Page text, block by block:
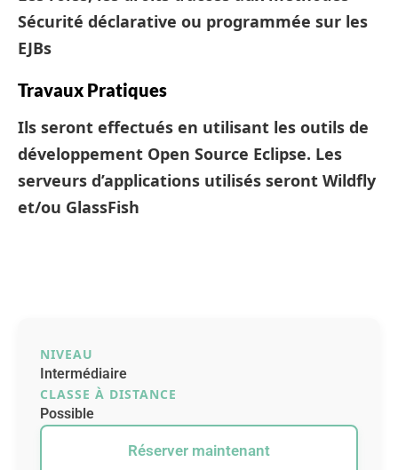
Sécurité déclarative ou programmée sur les
EJBs
Travaux Pratiques
Ils seront effectués en utilisant les outils de
développement Open Source Eclipse. Les
serveurs d’applications utilisés seront Wildfly
et/ou GlassFish
NIVEAU
Intermédiaire
CLASSE À DISTANCE
Possible
Réserver maintenant